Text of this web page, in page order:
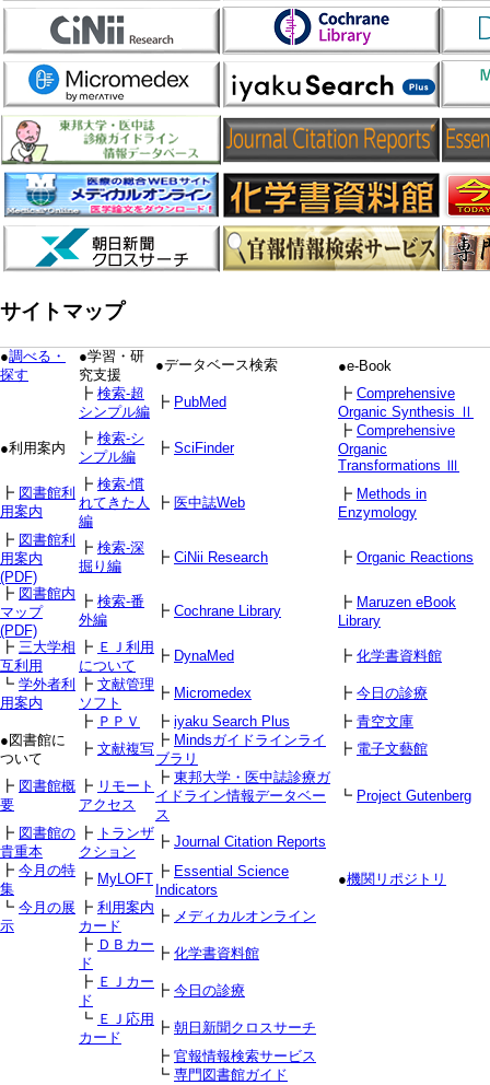
サイトマップ
●調べる・
探す
●学習・研
究支援
●データベース検索
●e-Book
┣ 検索-超
シンプル編
┣ PubMed
┣ Comprehensive
Organic Synthesis Ⅱ
●利用案内
┣ 検索-シ
ンプル編
┣ SciFinder
┣ Comprehensive
Organic
Transformations Ⅲ
┣ 図書館利
用案内
┣ 検索-慣
れてきた人
編
┣ 医中誌Web
┣ Methods in
Enzymology
┣ 図書館利
用案内
(PDF)
┣ 検索-深
掘り編
┣ CiNii Research ┣ Organic Reactions
┣ 図書館内
マップ
(PDF)
┣ 検索-番
外編
┣ Cochrane Library
┣ Maruzen eBook
Library
┣ 三大学相
互利用
┣ ＥＪ利用
について
┣ DynaMed ┣ 化学書資料館
┗ 学外者利
用案内
┣ 文献管理
ソフト
┣ Micromedex ┣ 今日の診療
┣ ＰＰＶ ┣ iyaku Search Plus ┣ 青空文庫
●図書館に
ついて
┣ 文献複写
┣ Mindsガイドラインライ
ブラリ
┣ 電子文藝館
┣ 図書館概
要
┣ リモート
アクセス
┣ 東邦大学・医中誌診療ガ
イドライン情報データベー
ス
┗ Project Gutenberg
┣ 図書館の
貴重本
┣ トランザ
クション
┣ Journal Citation Reports
┣ 今月の特
集
┣ MyLOFT ┣ Essential Science
Indicators
●機関リポジトリ
┗ 今月の展
示
┣ 利用案内
カード
┣ メディカルオンライン
┣ ＤＢカー
ド
┣ 化学書資料館
┣ ＥＪカー
ド
┣ 今日の診療
┗ ＥＪ応用
カード
┣ 朝日新聞クロスサーチ
┣ 官報情報検索サービス
┗ 専門図書館ガイド